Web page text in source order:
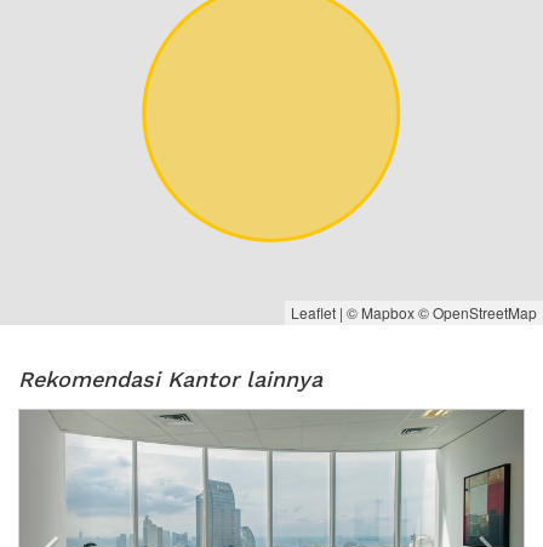
Stasiun terdekat adalah Stasiun
Sudirman dan Stasiun Tebet
Halte Transjakarta terdekat
Tunjukkan email confirmation
booking dari XWORK saat tiba di
Tukarkan Identitas berupa KTP,
Leaflet | © Mapbox©OpenStreetMap
Rekomendasi Kantor lainnya
Previous Next